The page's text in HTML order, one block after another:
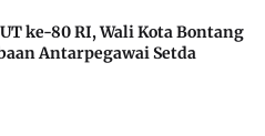
ke-80 RI, Wali Kota Bontang
Antarpegawai Setda